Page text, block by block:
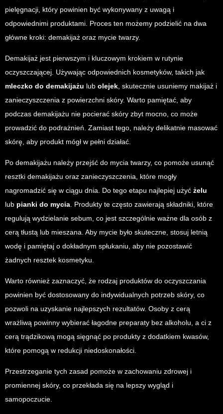
pielęgnacji, który powinien być wykonywany z uwagą i
odpowiednimi produktami. Proces ten możemy podzielić na dwa
główne kroki: demakijaż oraz mycie twarzy.
Demakijaż jest pierwszym i kluczowym krokiem w rutynie
oczyszczającej. Używając odpowiednich kosmetyków, takich jak
mleczko do demakijażu lub olejek , skutecznie usuniemy makijaż i
zanieczyszczenia z powierzchni skóry. Warto pamiętać, aby
podczas demakijażu nie pocierać skóry zbyt mocno, co może
prowadzić do podrażnień. Zamiast tego, należy delikatnie masować
skórę, aby produkt mógł w pełni działać.
Po demakijażu należy przejść do mycia twarzy, co pomoże usunąć
resztki demakijażu oraz zanieczyszczenia, które mogły
nagromadzić się w ciągu dnia. Do tego etapu najlepiej użyć żelu
lub pianki do mycia . Produkty te często zawierają składniki, które
regulują wydzielanie sebum, co jest szczególnie ważne dla osób z
cerą tłustą lub mieszana. Aby mycie było skuteczne, stosuj letnią
wodę i pamiętaj o dokładnym spłukaniu, aby nie pozostawić
żadnych resztek kosmetyku.
Warto również zaznaczyć, że rodzaj produktów do oczyszczania
powinien być dostosowany do indywidualnych potrzeb skóry, co
pozwoli na uzyskanie najlepszych rezultatów. Osoby z cerą
wrażliwą powinny wybierać łagodne preparaty bez alkoholu, a ci z
cerą trądzikową mogą sięgnąć po produkty z dodatkiem kwasów,
które pomogą w redukcji niedoskonałości.
Przestrzeganie tych zasad pomoże w zachowaniu zdrowej i
promiennej skóry, co przekłada się na lepszy wygląd i
samopoczucie.